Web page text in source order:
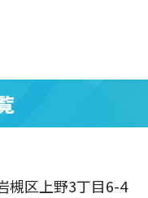
槻区上野3丁目6-4